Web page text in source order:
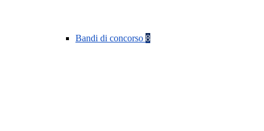
Bandi di concorso 8